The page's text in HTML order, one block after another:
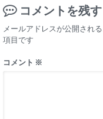
コメントを残す
メールアドレスが公開され
項目です
コメント ※